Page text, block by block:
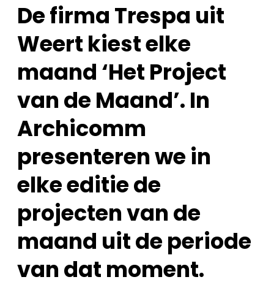
De firma Trespa uit
Weert kiest elke
maand ‘Het Project
van de Maand’. In
Archicomm
presenteren we in
elke editie de
projecten van de
maand uit de periode
van dat moment.